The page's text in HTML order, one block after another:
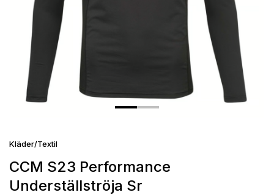
Kläder/Textil
CCM S23 Performance
Underställströja Sr